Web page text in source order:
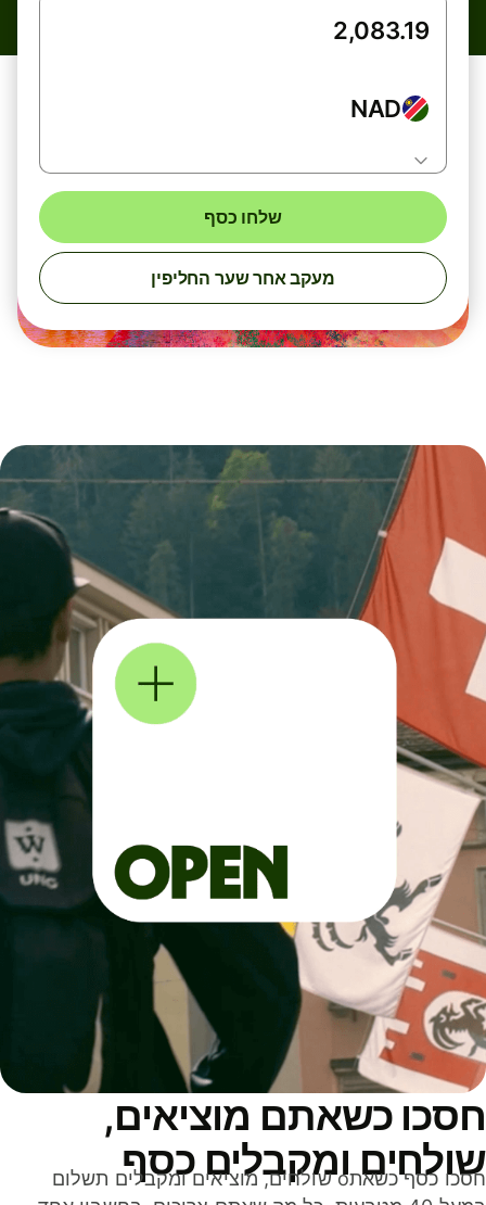
NAD
שלחו כסף
מעקב אחר שער החליפין
כשאתם מוציאים,
ומקבלים כסף
חסכו כסף כשאתo שולחים, מוציאים ומקבלים תשלום